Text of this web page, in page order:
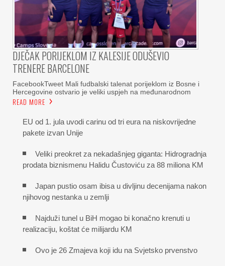
DJEČAK PORIJEKLOM IZ KALESIJE ODUŠEVIO
TRENERE BARCELONE
FacebookTweet Mali fudbalski talenat porijeklom iz Bosne i
Hercegovine ostvario je veliki uspjeh na međunarodnom
READ MORE
EU od 1. jula uvodi carinu od tri eura na niskovrijedne
pakete izvan Unije
Veliki preokret za nekadašnjeg giganta: Hidrogradnja
prodata biznismenu Halidu Čustoviću za 88 miliona KM
Japan pustio osam ibisa u divljinu decenijama nakon
njihovog nestanka u zemlji
Najduži tunel u BiH mogao bi konačno krenuti u
realizaciju, koštat će milijardu KM
Ovo je 26 Zmajeva koji idu na Svjetsko prvenstvo